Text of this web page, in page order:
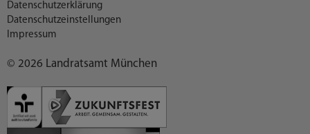
© 2026 Landratsamt München
Datenschutzerklärung
Datenschutzeinstellungen
Impressum